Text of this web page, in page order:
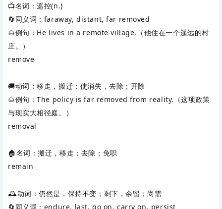
📺名词：遥控(n.)
🔄同义词：faraway, distant, far removed
🌰例句：He lives in a remote village.（他住在一个遥远的村
庄。）
remove
🚚动词：移走，搬迁；使消失，去除；开除
🌰例句：The policy is far removed from reality.（这项政策
与现实大相径庭。）
removal
🏠名词：搬迁，移走；去除；免职
remain
🕰️动词：仍然是，保持不变；剩下，余留；尚需
🔄同义词：endure, last, go on, carry on, persist